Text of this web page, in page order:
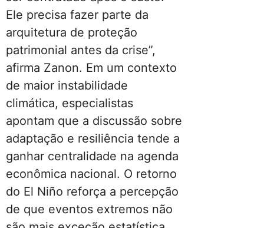
Ele precisa fazer parte da
arquitetura de proteção
patrimonial antes da crise”,
afirma Zanon. Em um contexto
de maior instabilidade
climática, especialistas
apontam que a discussão sobre
adaptação e resiliência tende a
ganhar centralidade na agenda
econômica nacional. O retorno
do El Niño reforça a percepção
de que eventos extremos não